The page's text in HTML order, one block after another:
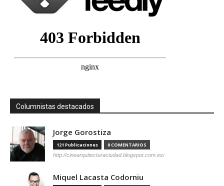
Columnistas destacados
Jorge Gorostiza
121 Publicaciones 0 COMENTARIOS
http://cinearquitecturaciudad.blogspot.com.es/
Miquel Lacasta Codorniu